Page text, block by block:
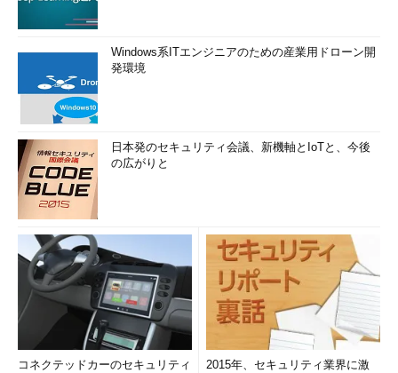
Windows系ITエンジニアのための産業用ドローン開
発環境
日本発のセキュリティ会議、新機軸とIoTと、今後
の広がりと
コネクテッドカーのセキュリティ
2015年、セキュリティ業界に激